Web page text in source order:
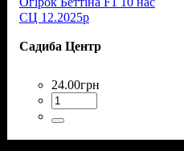
СЦ 12.2025р
Садиба Центр
24.00грн